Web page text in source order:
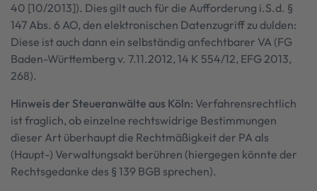
40 [10/2013]). Dies gilt auch für die Aufforderung i.S.d. §
147 Abs. 6 AO, den elektronischen Datenzugriff zu dulden:
Diese ist auch dann ein selbständig anfechtbarer VA (FG
Baden-Württemberg v. 7.11.2012, 14 K 554/12, EFG 2013,
268).
Hinweis der Steueranwälte aus Köln: Verfahrensrechtlich
ist fraglich, ob einzelne rechtswidrige Bestimmungen
dieser Art überhaupt die Rechtmäßigkeit der PA als
(Haupt-) Verwaltungsakt berühren (hiergegen könnte der
Rechtsgedanke des § 139 BGB sprechen).